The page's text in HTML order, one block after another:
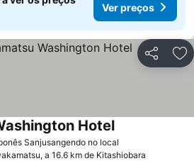
Ver preços
Partilhar
Sanjusangendo no local
Hotel
a 16.6 km de Kitashiobara